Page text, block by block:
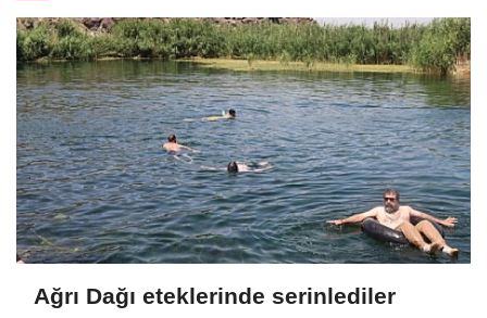
Ağrı Dağı eteklerinde serinlediler